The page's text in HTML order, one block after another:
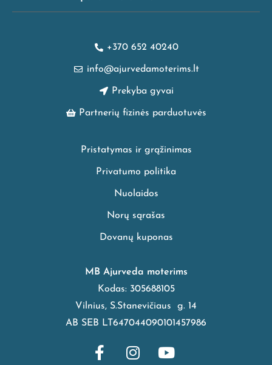
+370 652 40240
info@ajurvedamoterims.lt
Prekyba gyvai
Partnerių fizinės parduotuvės
Pristatymas ir grąžinimas
Privatumo politika
Nuolaidos
Norų sąrašas
Dovanų kuponas
MB Ajurveda moterims
Kodas: 305688105
Vilnius, S.Stanevičiaus g. 14
AB SEB LT647044090101457986